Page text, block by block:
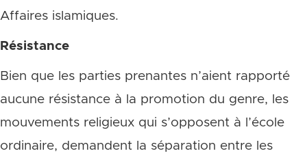
Affaires islamiques.
Résistance
Bien que les parties prenantes n’aient rapporté
aucune résistance à la promotion du genre, les
mouvements religieux qui s’opposent à l’école
ordinaire, demandent la séparation entre les